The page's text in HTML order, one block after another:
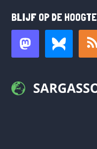
BLIJF OP DE HOOGTE